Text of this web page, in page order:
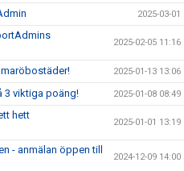
2025-03-01
2025-02-05 11:16
2025-01-13 13:06
3 viktiga poäng! 2025-01-08 08:49
hett
2025-01-01 13:19
- anmälan öppen till
2024-12-09 14:00